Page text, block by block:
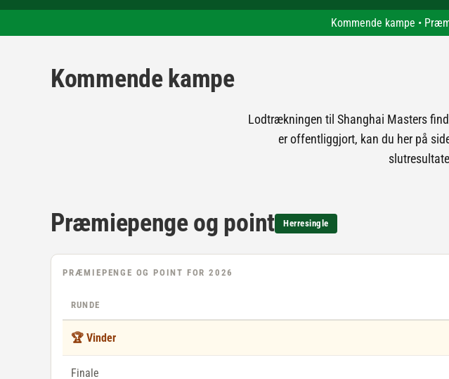
Kommende kampe •
Kommende kampe
Lodtrækningen til Shanghai Masters
er offentliggjort, kan du her på
Præmiepenge og point Herresingle
PRÆMIEPENGE OG POINT FOR 2026
RUNDE
🏆 Vinder
Finale